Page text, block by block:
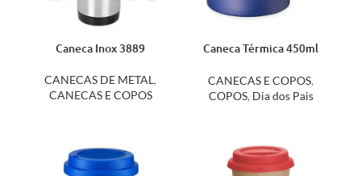
Caneca Inox 3889
CANECAS DE METAL,
CANECAS E COPOS
Caneca Térmica 450ml
CANECAS E COPOS,
COPOS, Dia dos Pais